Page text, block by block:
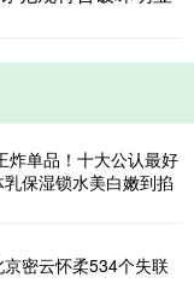
炸单品！十大公认最好
保湿锁水美白嫩到掐
密云怀柔534个失联